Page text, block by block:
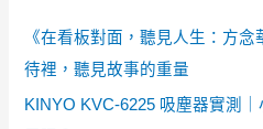
《在看板對面，聽見人生：方
待裡，聽見故事的重量
KINYO KVC-6225 吸塵器實測